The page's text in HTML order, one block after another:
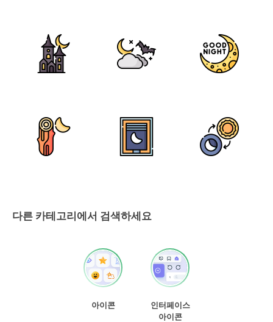
다른 카테고리에서 검색하세요
아이콘
인터페이스
아이콘